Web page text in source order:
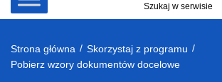
Szukaj w serwisie
Strona główna / Skorzystaj z programu /
Pobierz wzory dokumentów docelowe